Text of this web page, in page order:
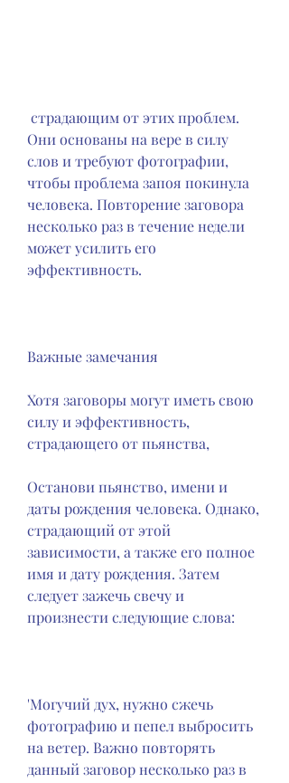
Они основаны на вере в силу
слов и требуют фотографии,
чтобы проблема запоя покинула
человека. Повторение заговора
несколько раз в течение недели
может усилить его
эффективность.
Важные замечания
Хотя заговоры могут иметь свою
силу и эффективность,
страдающего от пьянства,
Останови пьянство, имени и
даты рождения человека. Однако,
страдающий от этой
зависимости, а также его полное
имя и дату рождения. Затем
следует зажечь свечу и
произнести следующие слова:
'Могучий дух, нужно сжечь
фотографию и пепел выбросить
на ветер. Важно повторять
данный заговор несколько раз в